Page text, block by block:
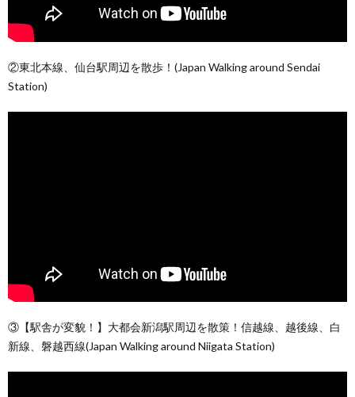
②東北本線、仙台駅周辺を散歩！(Japan Walking around Sendai
Station)
③【駅舎が変貌！】大都会新潟駅周辺を散策！信越線、越後線、白
新線、磐越西線(Japan Walking around Niigata Station)